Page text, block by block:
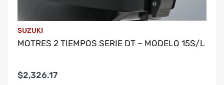
SUZUKI
MOTRES 2 TIEMPOS SERIE DT – MODELO 15S/L
$2,326.17